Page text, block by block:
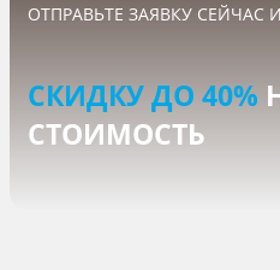
ОТПРАВЬТЕ ЗАЯВКУ СЕЙЧАС
СКИДКУ ДО 40%
СТОИМОСТЬ